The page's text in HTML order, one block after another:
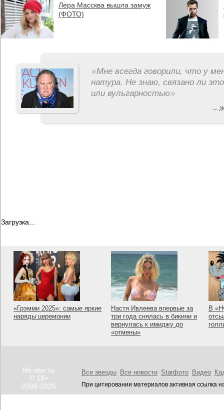
Лера Массква вышла замуж
(ФОТО)
«Мне всегда говорили, что у
натура. Не знаю, связано ли
или вульгарностью»
–
Загрузка...
«Грэмми 2025»: самые яркие
наряды церемонии
Настя Ивлеева впервые за
три года снялась в бикини и
вернулась к имиджу до
«отмены»
В
life-star.ru
© 18+
2008-2026
Все звезды Все новости Starфото Видео
При цитировании материалов активная ссылка